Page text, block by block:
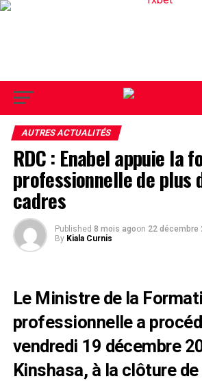
AUTRES ACTUALITÉS
RDC : Enabel appuie la
professionnelle de plus
cadres
Published 8 mois agoon 22 décembre
By Kiala Curnis
Le Ministre de la
professionnelle a
vendredi 19 décembre
Kinshasa, à la clôture de